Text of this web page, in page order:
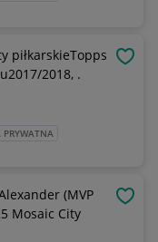
piłkarskieTopps
2018, .
PRYWATNA
(MVP
City